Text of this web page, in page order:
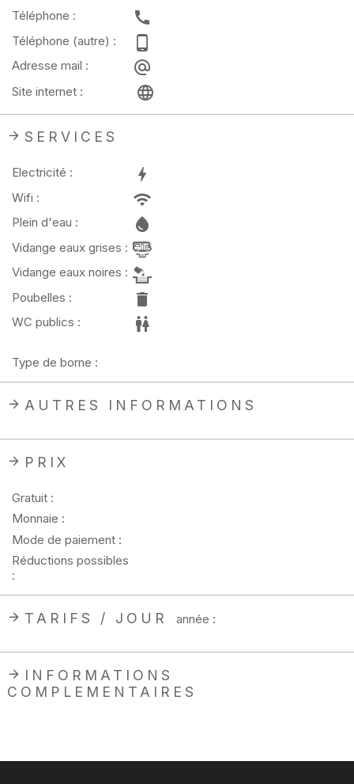
Téléphone :
Téléphone (autre) :
Adresse mail :
Site internet :
SERVICES
Electricité :
Wifi :
Plein d'eau :
Vidange eaux grises :
Vidange eaux noires :
Poubelles :
WC publics :
Type de borne :
AUTRES INFORMATIONS
PRIX
Gratuit :
Monnaie :
Mode de paiement :
Réductions possibles
:
TARIFS / JOUR année :
INFORMATIONS
COMPLEMENTAIRES